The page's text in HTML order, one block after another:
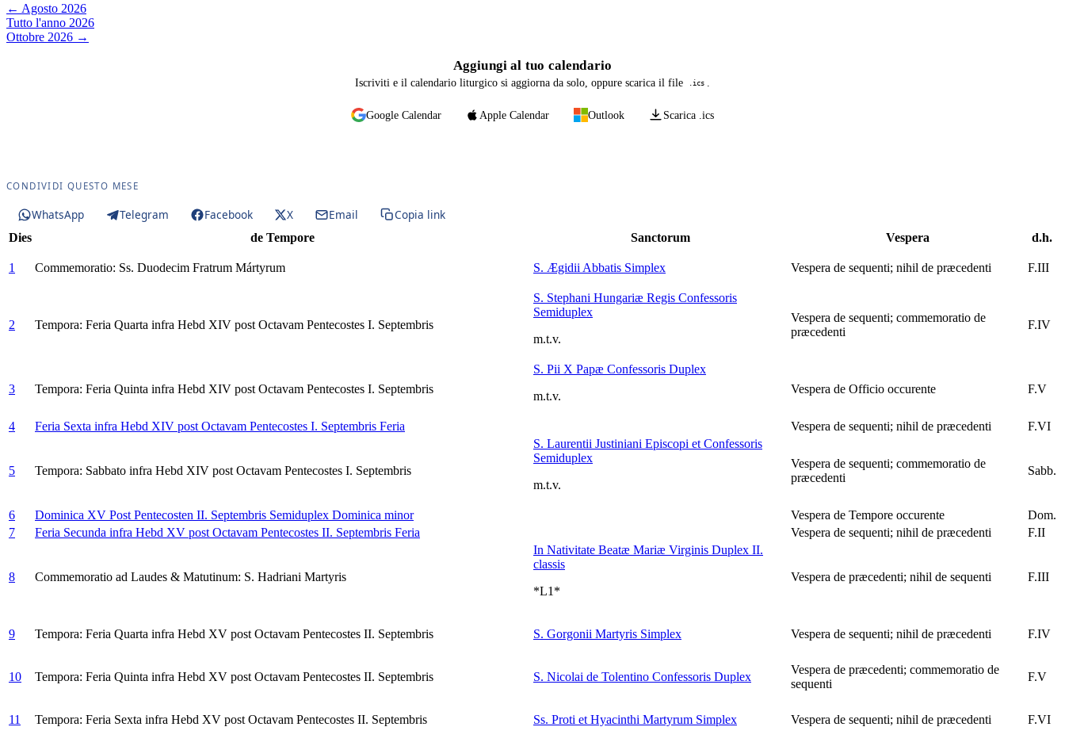
← Agosto 2026
Tutto l'anno 2026
Ottobre 2026 →
Aggiungi al tuo calendario
Iscriviti e il calendario liturgico si aggiorna da solo, oppure scarica il file .ics
Google Calendar Apple Calendar Outlook Scarica .ics
CONDIVIDI QUESTO MESE
WhatsApp Telegram Facebook X Email Copia link
Dies de Tempore Sanctorum Vespera d.h.
1 Commemoratio: Ss. Duodecim Fratrum Mártyrum S. Ægidii Abbatis Simplex Vespera de sequenti; nihil de præcedenti F.III
2 Tempora: Feria Quarta infra Hebd XIV post Octavam Pentecostes I. Septembris
S. Stephani Hungariæ Regis Confessoris
Semiduplex
m.t.v.
Vespera de sequenti; commemoratio de
præcedenti
F.IV
3 Tempora: Feria Quinta infra Hebd XIV post Octavam Pentecostes I. Septembris
S. Pii X Papæ Confessoris Duplex
m.t.v.
Vespera de Officio occurente F.V
4 Feria Sexta infra Hebd XIV post Octavam Pentecostes I. Septembris Feria Vespera de sequenti; nihil de præcedenti F.VI
5 Tempora: Sabbato infra Hebd XIV post Octavam Pentecostes I. Septembris
S. Laurentii Justiniani Episcopi et Confessoris
Semiduplex
m.t.v.
Vespera de sequenti; commemoratio de
præcedenti
Sabb.
6 Dominica XV Post Pentecosten II. Septembris Semiduplex Dominica minor Vespera de Tempore occurente
Dom.
7
Feria Secunda infra Hebd XV post Octavam Pentecostes II. Septembris Feria Vespera de sequenti; nihil de præcedenti F.II
8 Commemoratio ad Laudes & Matutinum: S. Hadriani Martyris
In Nativitate Beatæ Mariæ Virginis Duplex II.
classis
*L1*
Vespera de præcedenti; nihil de sequenti F.III
9 Tempora: Feria Quarta infra Hebd XV post Octavam Pentecostes II. Septembris S. Gorgonii Martyris Simplex Vespera de sequenti; nihil de præcedenti F.IV
10 Tempora: Feria Quinta infra Hebd XV post Octavam Pentecostes II. Septembris S. Nicolai de Tolentino Confessoris Duplex
Vespera de præcedenti; commemoratio de
sequenti
F.V
11 Tempora: Feria Sexta infra Hebd XV post Octavam Pentecostes II. Septembris Ss. Proti et Hyacinthi Martyrum Simplex Vespera de sequenti; nihil de præcedenti F.VI